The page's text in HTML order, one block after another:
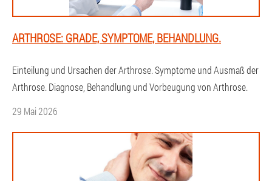
ARTHROSE: GRADE, SYMPTOME, BEHANDLUNG.
Einteilung und Ursachen der Arthrose. Symptome und Ausmaß der
Arthrose. Diagnose, Behandlung und Vorbeugung von Arthrose.
29 Mai 2026